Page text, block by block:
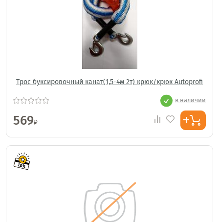
Трос буксировочный канат(1,5-4м 2т) крюк/крюк Autoprofi
в наличии
569₽